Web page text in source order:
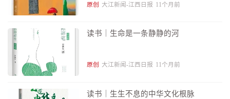
原创 大江新闻-江西日报 11个月前
读书｜生命是一条静静的河
原创 大江新闻-江西日报 11个月前
读书｜生生不息的中华文化根脉